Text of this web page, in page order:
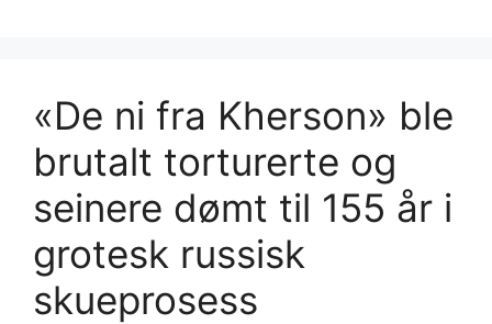
«De ni fra Kherson» ble
brutalt torturerte og
seinere dømt til 155 år i
grotesk russisk
skueprosess